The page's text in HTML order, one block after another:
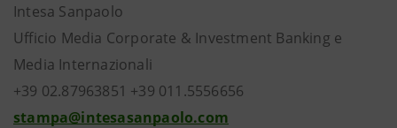
Intesa Sanpaolo
Ufficio Media Corporate & Investment Banking e
Media Internazionali
+39 02.87963851 +39 011.5556656
stampa@intesasanpaolo.com